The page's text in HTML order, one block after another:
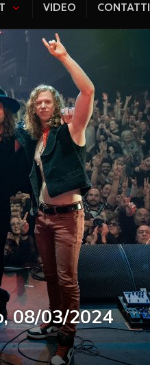
VIDEO CONTATTI
08/03/2024